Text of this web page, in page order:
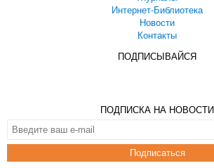
Интернет-Библиотека
Новости
Контакты
ПОДПИСЫВАЙСЯ
ПОДПИСКА НА НОВОСТИ
Подписаться